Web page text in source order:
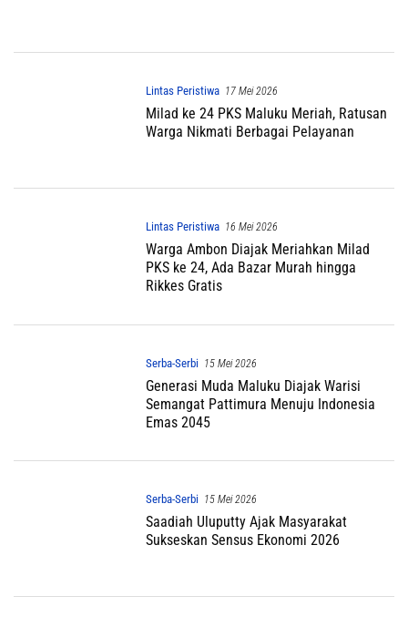
Lintas Peristiwa 17 Mei 2026
Milad ke 24 PKS Maluku Meriah, Ratusan
Warga Nikmati Berbagai Pelayanan
Lintas Peristiwa 16 Mei 2026
Warga Ambon Diajak Meriahkan Milad
PKS ke 24, Ada Bazar Murah hingga
Rikkes Gratis
Serba-Serbi 15 Mei 2026
Generasi Muda Maluku Diajak Warisi
Semangat Pattimura Menuju Indonesia
Emas 2045
Serba-Serbi 15 Mei 2026
Saadiah Uluputty Ajak Masyarakat
Sukseskan Sensus Ekonomi 2026